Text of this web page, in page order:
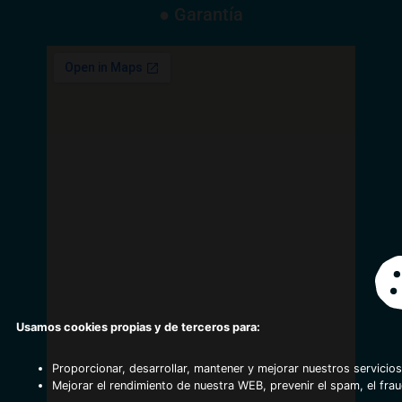
● Garantía
Usamos cookies propias y de terceros para:
Proporcionar, desarrollar, mantener y mejorar nuestros
Mejorar el rendimiento de nuestra WEB, prevenir el spam, el